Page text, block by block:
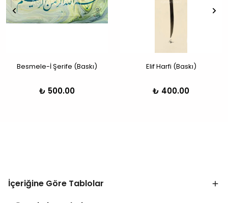
Besmele-İ Şerife (Baskı)
₺ 500.00
Elif Harfi (Baskı)
₺ 400.00
İçeriğine Göre Tablolar